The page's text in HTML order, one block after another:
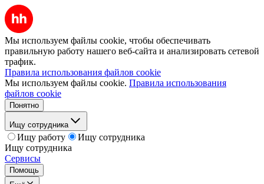
Мы используем файлы cookie, чтобы обеспечивать
правильную работу нашего веб-сайта и анализировать сетевой
трафик.
Правила использования файлов cookie
Мы используем файлы cookie. Правила использования
файлов cookie
Понятно
Ищу сотрудника
Ищу работу
Ищу сотрудника
Ищу сотрудника
Сервисы
Помощь